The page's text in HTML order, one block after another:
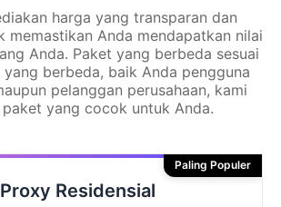
harga yang transparan dan
memastikan Anda mendapatkan nilai
Anda. Paket yang berbeda sesuai
yang berbeda, baik Anda pengguna
pelanggan perusahaan, kami
yang cocok untuk Anda.
Proxy Residensial
Paling Populer